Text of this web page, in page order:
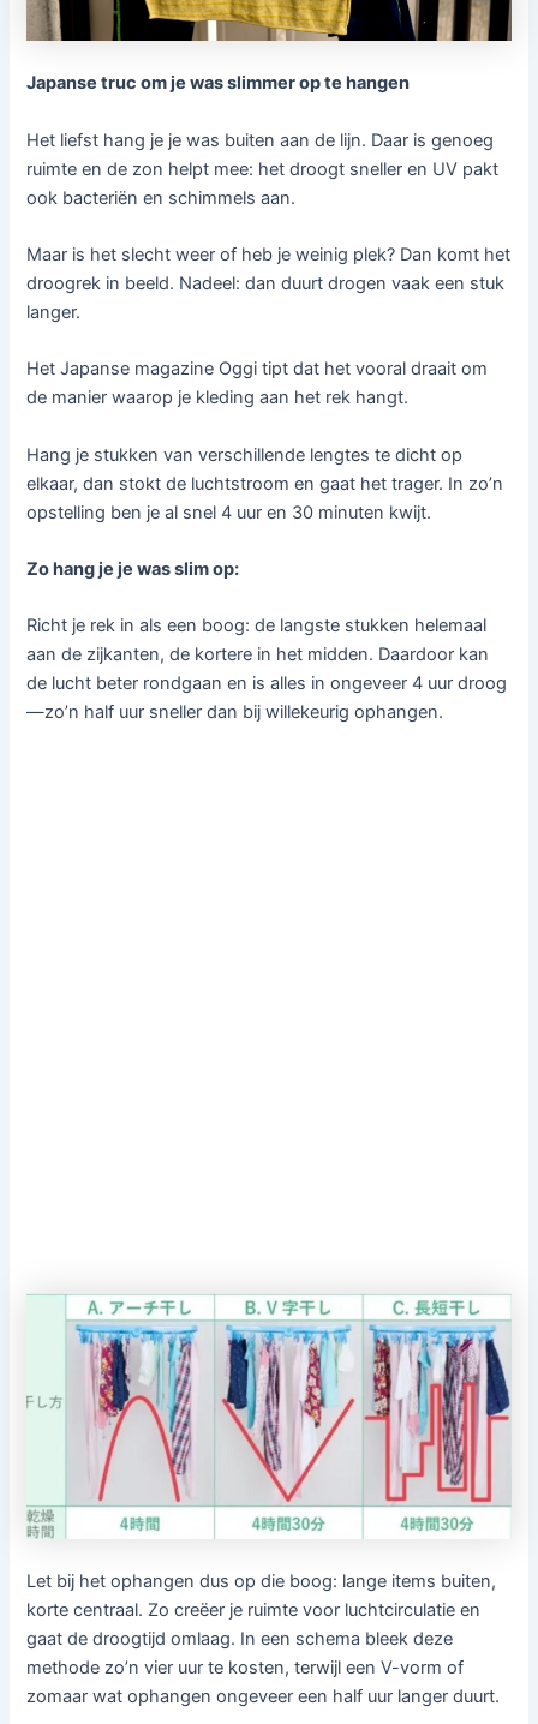
Japanse truc om je was slimmer op te hangen
Het liefst hang je je was buiten aan de lijn. Daar is genoeg
ruimte en de zon helpt mee: het droogt sneller en UV pakt
ook bacteriën en schimmels aan.
Maar is het slecht weer of heb je weinig plek? Dan komt het
droogrek in beeld. Nadeel: dan duurt drogen vaak een stuk
langer.
Het Japanse magazine Oggi tipt dat het vooral draait om
de manier waarop je kleding aan het rek hangt.
Hang je stukken van verschillende lengtes te dicht op
elkaar, dan stokt de luchtstroom en gaat het trager. In zo’n
opstelling ben je al snel 4 uur en 30 minuten kwijt.
Zo hang je je was slim op:
Richt je rek in als een boog: de langste stukken helemaal
aan de zijkanten, de kortere in het midden. Daardoor kan
de lucht beter rondgaan en is alles in ongeveer 4 uur droog
—zo’n half uur sneller dan bij willekeurig ophangen.
Let bij het ophangen dus op die boog: lange items buiten,
korte centraal. Zo creëer je ruimte voor luchtcirculatie en
gaat de droogtijd omlaag. In een schema bleek deze
methode zo’n vier uur te kosten, terwijl een V-vorm of
zomaar wat ophangen ongeveer een half uur langer duurt.